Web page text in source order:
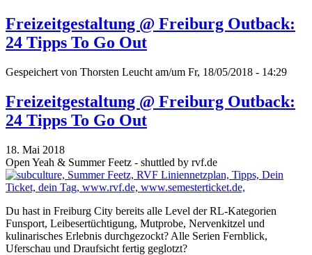
Freizeitgestaltung @ Freiburg Outback:
24 Tipps To Go Out
Gespeichert von Thorsten Leucht am/um Fr, 18/05/2018 - 14:29
Freizeitgestaltung @ Freiburg Outback:
24 Tipps To Go Out
18. Mai 2018
Open Yeah & Summer Feetz - shuttled by rvf.de
Du hast in Freiburg City bereits alle Level der RL-Kategorien
Funsport, Leibesertüchtigung, Mutprobe, Nervenkitzel und
kulinarisches Erlebnis durchgezockt? Alle Serien Fernblick,
Uferschau und Draufsicht fertig geglotzt?